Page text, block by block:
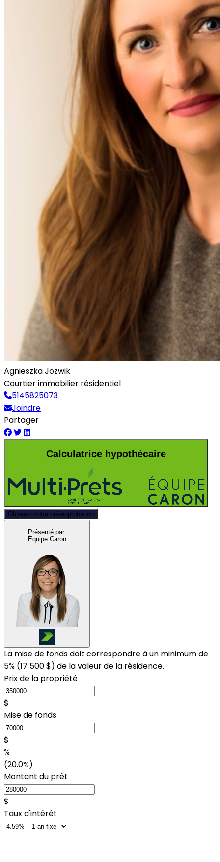
Agnieszka Jozwik
Courtier immobilier résidentiel
5145825073
Joindre
Partager
Calculatrice hypothécaire
Obtenez votre pré-approbation
Présenté par
Équipe Caron
La mise de fonds doit correspondre à un minimum de
5% (17 500 $) de la valeur de la résidence.
Prix de la propriété
$
Mise de fonds
$
%
(20.0%)
Montant du prêt
$
Taux d'intérêt